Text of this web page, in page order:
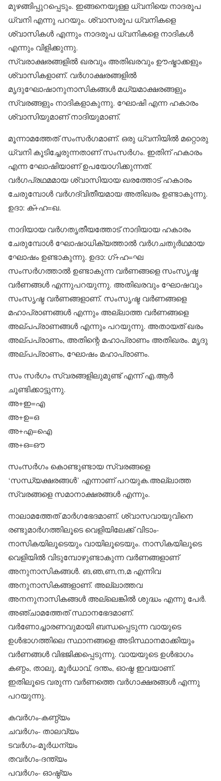
മുഴങ്ങിപ്പുറപ്പെടും. ഇങ്ങനെയുള്ള ധ്വനിയെ നാദരൂപ
ധ്വനി എന്നു പറയും. ശ്വാസരൂപ ധ്വനികളെ
ശ്വാസികള്‍ എന്നും നാദരൂപ ധ്വനികളെ നാദികള്‍
എന്നും വിളിക്കുന്നു.
സ്വരാക്ഷരങ്ങളില്‍ ഖരവും അതിഖരവും ഊഷ്മാക്കളും
ശ്വാസികളാണ്. വര്‍ഗാക്ഷരങ്ങളില്‍
മൃദുഘോഷാനുനാസികങ്ങള്‍ മധ്യമാക്ഷരങ്ങളും
സ്വരങ്ങളും നാദികളാകുന്നു. ഘോഷി എന്ന ഹകാരം
ശ്വാസിയുമാണ് നാദിയുമാണ്.
മൂന്നാമത്തേത് സംസര്‍ഗമാണ്. ഒരു ധ്വനിയില്‍ മറ്റൊരു
ധ്വനി കൂടിച്ചേരുന്നതാണ് സംസര്‍ഗം. ഇതിന് ഹകാരം
എന്ന ഘോഷിയാണ് ഉപയോഗിക്കുന്നത്.
വര്‍ഗപ്രഥമമായ ശ്വാസിയായ ഖരത്തോട് ഹകാരം
ചേരുമ്പോള്‍ വര്‍ഗദ്വിതീയമായ അതിഖരം ഉണ്ടാകുന്നു.
ഉദാ: ക്+ഹ=ഖ.
നാദിയായ വര്‍ഗതൃതീയത്തോട് നാദിയായ ഹകാരം
ചേരുമ്പോള്‍ ഘോഷാധിക്യത്താല്‍ വര്‍ഗചതുര്‍ഥമായ
ഘോഷം ഉണ്ടാകുന്നു. ഉദാ: ഗ്+ഹ=ഘ
സംസര്‍ഗത്താല്‍ ഉണ്ടാകുന്ന വര്‍ണങ്ങളെ സംസൃഷ്ട
വര്‍ണങ്ങള്‍ എന്നുപറയുന്നു. അതിഖരവും ഘോഷവും
സംസൃഷ്ട വര്‍ണങ്ങളാണ്. സംസൃഷ്ട വര്‍ണങ്ങളെ
മഹാപ്രാണങ്ങള്‍ എന്നും അല്ലാത്ത വര്‍ണങ്ങളെ
അല്പപ്രാണങ്ങള്‍ എന്നും പറയുന്നു. അതായത് ഖരം
അല്പപ്രാണം, അതിന്റെ മഹാപ്രാണം അതിഖരം. മൃദു
അല്പപ്രാണം, ഘോഷം മഹാപ്രാണം.
സം സര്‍ഗം സ്വരങ്ങളിലുമുണ്ട് എന്ന് എ.ആര്‍
ചൂണ്ടിക്കാട്ടുന്നു.
അ+ഇ=എ
അ+ഉ=ഒ
അ+എ=ഐ
അ+ഒ=ഔ
സംസര്‍ഗം കൊണ്ടുണ്ടായ സ്വരങ്ങളെ
‘സന്ധ്യക്ഷരങ്ങള്‍’ എന്നാണ് പറയുക.അല്ലാത്ത
സ്വരങ്ങളെ സമാനാക്ഷരങ്ങള്‍ എന്നും.
നാലാമത്തേത് മാര്‍ഗഭേദമാണ്. ശ്വാസവായുവിനെ
രണ്ടുമാര്‍ഗത്തിലൂടെ വെളിയിലേക്ക് വിടാം-
നാസികയിലൂടെയും വായിലൂടെയും. നാസികയിലൂടെ
വെളിയില്‍ വിടുമ്പോഴുണ്ടാകുന്ന വര്‍ണങ്ങളാണ്
അനുനാസികങ്ങള്‍. ങ,ഞ,ണ,ന,മ എന്നിവ
അനുനാസികങ്ങളാണ്. അല്ലാത്തവ
അനനുനാസികങ്ങള്‍ അല്ലെങ്കില്‍ ശുദ്ധം എന്നു പേര്‍.
അഞ്ചാമത്തേത് സ്ഥാനഭേദമാണ്.
വര്‍ണോച്ചാരണവുമായി ബന്ധപ്പെടുന്ന വായുടെ
ഉള്‍ഭാഗത്തിലെ സ്ഥാനങ്ങളെ അടിസ്ഥാനമാക്കിയും
വര്‍ണങ്ങള്‍ വിഭജിക്കപ്പെടുന്നു. വായയുടെ ഉള്‍ഭാഗം
കണ്ഠം, താലു, മൂര്‍ധാവ്, ദന്തം, ഓഷ്ഠ ഇവയാണ്.
ഇതിലൂടെ വരുന്ന വര്‍ണത്തെ വര്‍ഗാക്ഷരങ്ങള്‍ എന്നു
പറയുന്നു.
കവര്‍ഗം-കണ്ഠ്യം
ചവര്‍ഗം- താലവ്യം
ടവര്‍ഗം-മൂര്‍ധന്യം
തവര്‍ഗം-ദന്ത്യം
പവര്‍ഗം- ഓഷ്ഠ്യം